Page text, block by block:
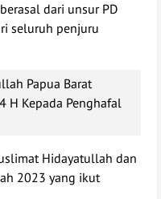
dari unsur PD
seluruh penjuru
Papua Barat
H Kepada Penghafal
Hidayatullah dan
2023 yang ikut